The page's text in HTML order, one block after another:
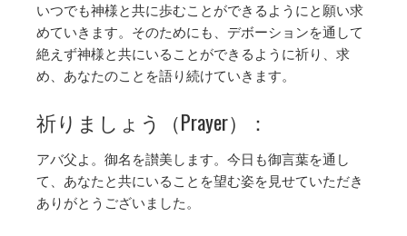
いつでも神様と共に歩むことができるようにと願い求
めていきます。そのためにも、デボーションを通して
絶えず神様と共にいることができるように祈り、求
め、あなたのことを語り続けていきます。
祈りましょう（Prayer）：
アバ父よ。御名を讃美します。今日も御言葉を通し
て、あなたと共にいることを望む姿を見せていただき
ありがとうございました。